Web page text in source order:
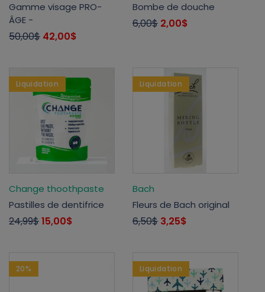
Gamme visage PRO-
ÂGE -
50,00$ 42,00$
Bombe de douche
6,00$ 2,00$
Liquidation
Change thoothpaste
Pastilles de dentifrice
24,99$15,00$
Liquidation
Bach
Fleurs de Bach original
6,50$ 3,25$
20% Liquidation